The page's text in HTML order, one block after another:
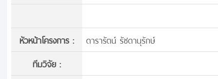
หัวหน้าโครงการ :
ดารารัตน์ รัชดานุรักษ์
ทีมวิจัย :